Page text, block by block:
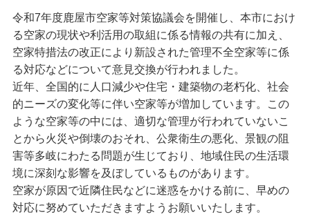
令和7年度鹿屋市空家等対策協議会を開催し、本市におけ
る空家の現状や利活用の取組に係る情報の共有に加え、
空家特措法の改正により新設された管理不全空家等に係
る対応などについて意見交換が行われました。
近年、全国的に人口減少や住宅・建築物の老朽化、社会
的ニーズの変化等に伴い空家等が増加しています。この
ような空家等の中には、適切な管理が行われていないこ
とから火災や倒壊のおそれ、公衆衛生の悪化、景観の阻
害等多岐にわたる問題が生じており、地域住民の生活環
境に深刻な影響を及ぼしているものがあります。
空家が原因で近隣住民などに迷惑をかける前に、早めの
対応に努めていただきますようお願いいたします。